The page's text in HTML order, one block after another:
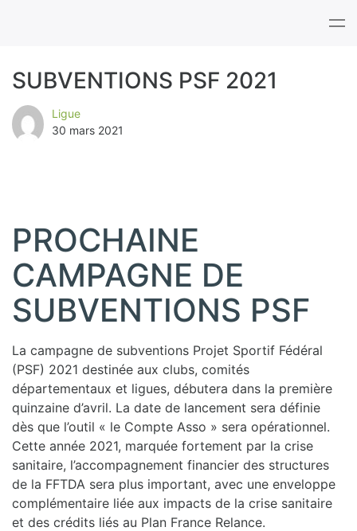
B
l
g
SUBVENTIONS PSF 2021
Ligue
30 mars 2021
PROCHAINE
CAMPAGNE DE
SUBVENTIONS PSF
La campagne de subventions Projet Sportif Fédéral
(PSF) 2021 destinée aux clubs, comités
départementaux et ligues, débutera dans la première
quinzaine d’avril. La date de lancement sera définie
dès que l’outil « le Compte Asso » sera opérationnel.
Cette année 2021, marquée fortement par la crise
sanitaire, l’accompagnement financier des structures
de la FFTDA sera plus important, avec une enveloppe
complémentaire liée aux impacts de la crise sanitaire
et des crédits liés au Plan France Relance.